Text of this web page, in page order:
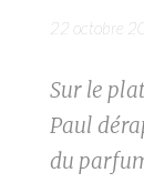
22 octobre
Sur le
Paul
du